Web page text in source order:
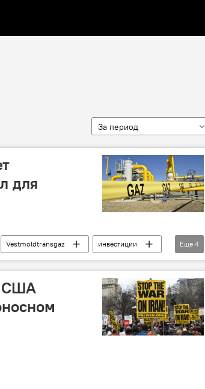
За период
для
Vestmoldtransgaz
инвестиции
Молдова
Еще 4
США